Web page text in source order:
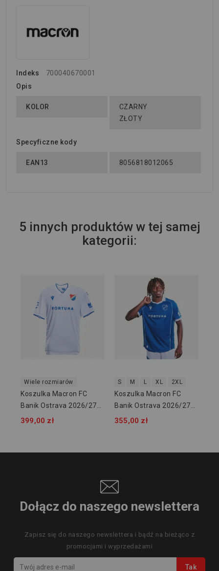
Indeks
700040670001
Opis
KOLOR
CZARNY
ZŁOTY
Specyficzne kody
EAN13 8056818012065
5 innych produktów w tej samej
kategorii:
Wiele rozmiarów
Koszulka Macron FC
Banik Ostrava 2026/27
Domowa 700200200001
399,00 zł
S M L XL 2XL
Koszulka Macron FC
Banik Ostrava 2026/27
Wyjazdowa
355,00 zł
Dołącz do naszego newslettera
Zapisz się do naszego newslettera i bądź na bieżąco z
promocjami i wyprzedażami